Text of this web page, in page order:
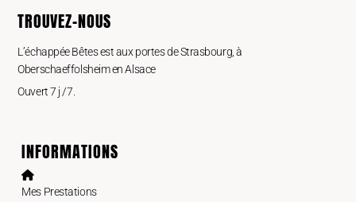
TROUVEZ-NOUS
L’échappée Bêtes est aux portes de Strasbourg, à
Oberschaeffolsheim en Alsace
Ouvert 7 j /7.
INFORMATIONS
Mes Prestations